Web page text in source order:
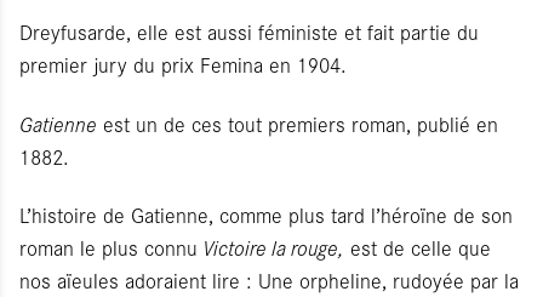
Dreyfusarde, elle est aussi féministe et fait partie du
premier jury du prix Femina en 1904.
Gatienne est un de ces tout premiers roman, publié en
1882.
L’histoire de Gatienne, comme plus tard l’héroïne de son
roman le plus connu Victoire la rouge, est de celle que
nos aïeules adoraient lire : Une orpheline, rudoyée par la